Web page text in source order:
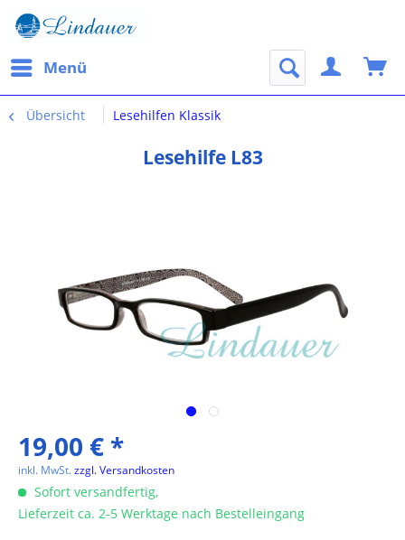
Menü
Übersicht Lesehilfen Klassik
Lesehilfe L83
19,00 € *
inkl. MwSt.zzgl. Versandkosten
Sofort versandfertig,
Lieferzeit ca. 2-5 Werktage nach Bestelleingang